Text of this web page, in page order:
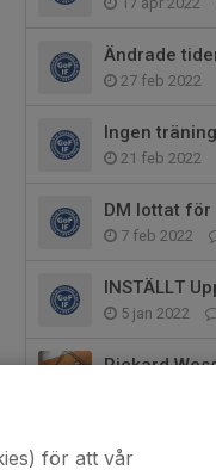
Ändrade
27 feb 2022
Ingen
21 feb 2022
DM lottat för
7 feb 2022
INSTÄLLT
5 jan 2022
Rickard
Herr -
för att vår